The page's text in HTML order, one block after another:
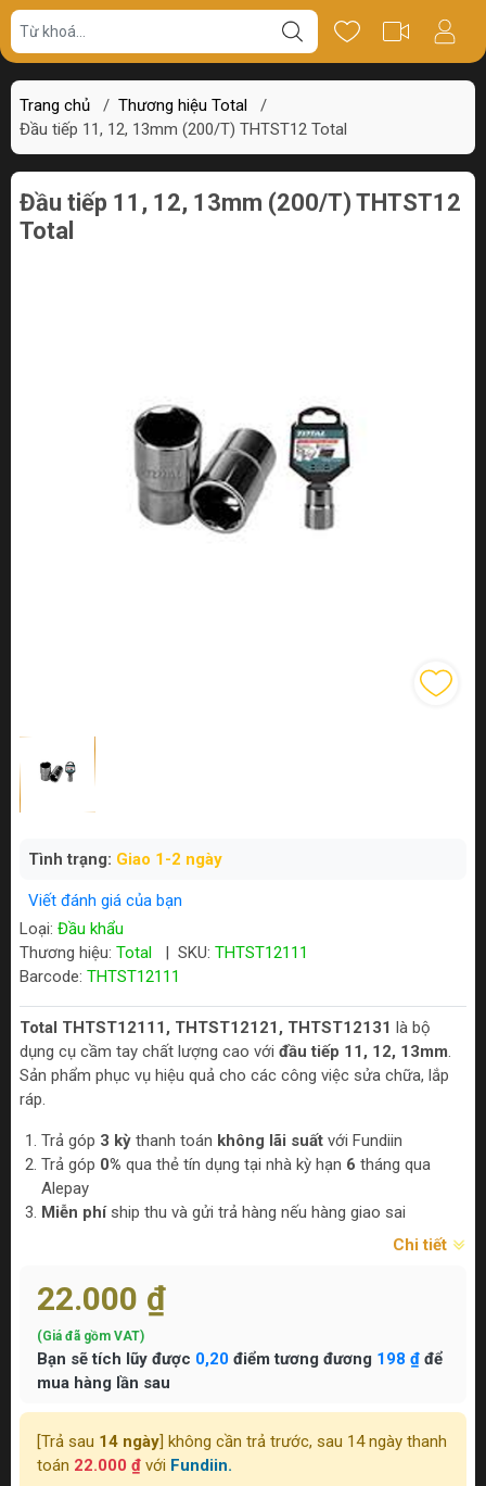
Trang chủ / Thương hiệu Total
/
Đầu tiếp 11, 12, 13mm (200/T) THTST12 Total
Giá bán Thông số Review
Đầu tiếp 11, 12, 13mm (200/T) THTST12
Total
Tình trạng: Giao 1-2 ngày
Viết đánh giá của bạn
Loại: Đầu khẩu
Thương hiệu: Total SKU: THTST12111
Barcode: THTST12111
Total THTST12111, THTST12121, THTST12131 là bộ
dụng cụ cầm tay chất lượng cao với đầu tiếp 11, 12, 13mm.
Sản phẩm phục vụ hiệu quả cho các công việc sửa chữa, lắp
ráp.
Trả góp 3 kỳ thanh toán không lãi suất với Fundiin
Trả góp 0% qua thẻ tín dụng tại nhà kỳ hạn 6 tháng qua
Alepay
Miễn phíship thu và gửi trả hàng nếu hàng giao sai
Chi tiết
22.000 ₫
(Giá đã gồm VAT)
Bạn sẽ tích lũy được 0,20 điểm tương đương 198 ₫ để
mua hàng lần sau
[Trả sau 14 ngày ] không cần trả trước, sau 14 ngày thanh
toán 22.000 ₫ với Fundiin.